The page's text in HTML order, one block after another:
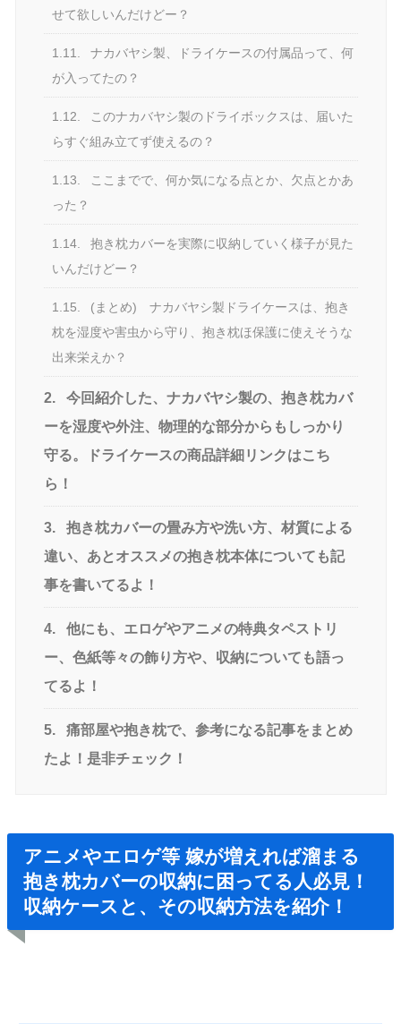
せて欲しいんだけどー？
1.11.
ナカバヤシ製、ドライケースの付属品って、何
が入ってたの？
1.12.
このナカバヤシ製のドライボックスは、届いた
らすぐ組み立てず使えるの？
1.13.
ここまでで、何か気になる点とか、欠点とかあ
った？
1.14.
抱き枕カバーを実際に収納していく様子が見た
いんだけどー？
1.15.
(まとめ) ナカバヤシ製ドライケースは、抱き
枕を湿度や害虫から守り、抱き枕ほ保護に使えそうな
出来栄えか？
2.
今回紹介した、ナカバヤシ製の、抱き枕カバ
ーを湿度や外注、物理的な部分からもしっかり
守る。ドライケースの商品詳細リンクはこち
ら！
3.
抱き枕カバーの畳み方や洗い方、材質による
違い、あとオススメの抱き枕本体についても記
事を書いてるよ！
4.
他にも、エロゲやアニメの特典タペストリ
ー、色紙等々の飾り方や、収納についても語っ
てるよ！
5.
痛部屋や抱き枕で、参考になる記事をまとめ
たよ！是非チェック！
アニメやエロゲ等 嫁が増えれば溜まる
抱き枕カバーの収納に困ってる人必見！
収納ケースと、その収納方法を紹介！